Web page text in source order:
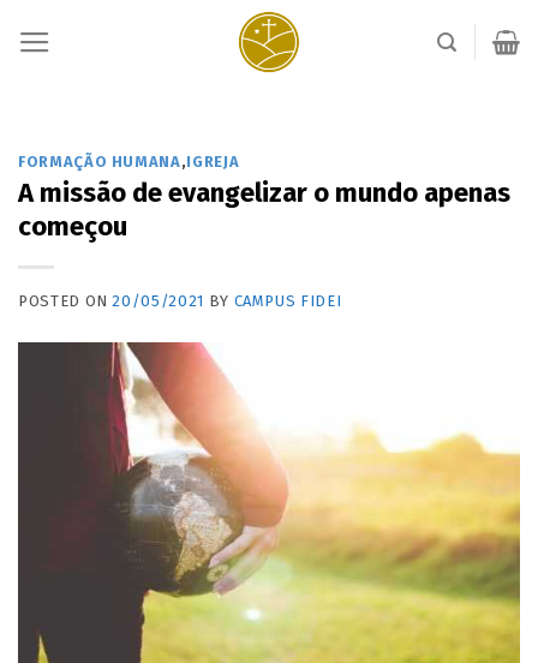
FORMAÇÃO HUMANA,IGREJA
A missão de evangelizar o mundo apenas
começou
POSTED ON20/05/2021 BY CAMPUS FIDEI